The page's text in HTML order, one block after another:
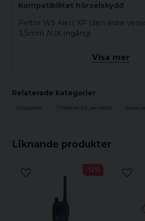
Liknande produkter
-12%
Kompatibilitet hörselskydd
Peltor WS Alert XP (den äldre
3,5mm AUX-ingång)
Visa mer
Relaterade kategorier
Produkter Tillbehör för jaktradio Radio